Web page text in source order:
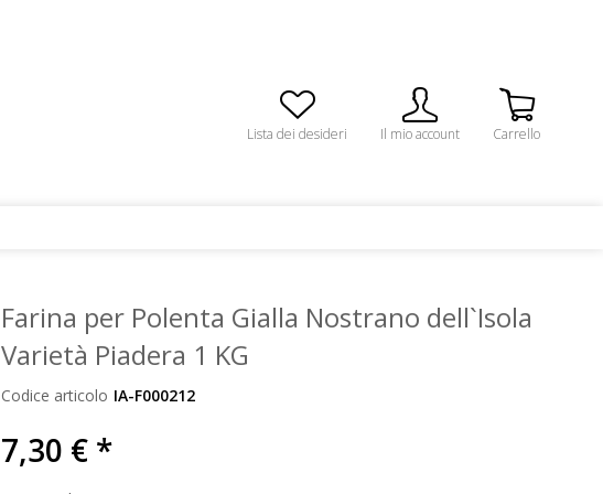
Lista dei desideri Il mio account Carrello
Farina per Polenta Gialla Nostrano dell`Isola
Varietà Piadera 1 KG
Codice articolo IA-F000212
7,30 € *